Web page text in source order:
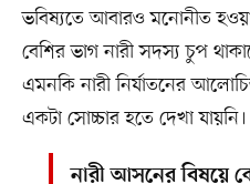
ভবিষ্যতে আবারও মনোনীত
বেশির ভাগ নারী সদস্য চুপ
এমনকি নারী নির্যাতনের
একটা সোচ্চার হতে দেখা যায়নি।
নারী আসনের বিষয়ে